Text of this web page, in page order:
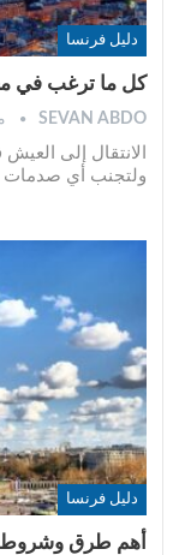
دليل فرنسا
كل ما ترغب في
SEVAN ABDO
الانتقال إلى
ولتجنب أي صدمات
دليل فرنسا
أهم طرق وشروط